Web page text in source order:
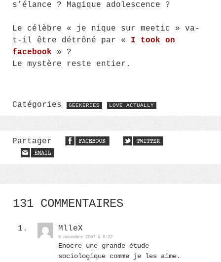
s’élance ? Magique adolescence ?
Le célèbre « je nique sur meetic » va-
t-il être détrôné par « I took on
facebook » ?
Le mystère reste entier.
Catégories GEEKERIES LOVE ACTUALLY
Partager
131 COMMENTAIRES
MlleX
8 novembre 2007 à 8:22
Enocre une grande étude
sociologique comme je les aime.